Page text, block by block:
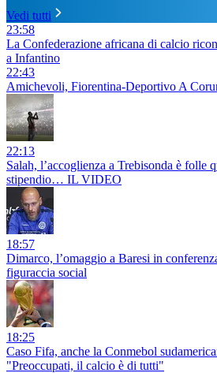
Vedi tutti
23:58
La Confederazione africana di calcio
a Infantino
22:43
Amichevoli, Fiorentina-Deportivo A
22:13
Salah, l’accoglienza a Trebisonda è folle
stipendio… IL VIDEO
18:57
Dimarco, l’omaggio a Baresi in
figuraccia social
18:25
Caso Fifa, anche la Conmebol
"Preoccupati, il calcio è di tutti"